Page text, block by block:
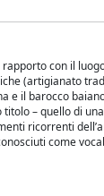
con il
(artigianato
e il barocco
– quello di
ricorrenti
come